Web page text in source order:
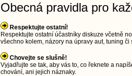
Obecná pravidla pro
Respektujte ostatní!
Respektujte ostatní účastníky diskuze včetně
všechno kolem, názory na úpravy aut, tuning
Chovejte se slušně!
Vyjadřujte se tak, aby vás to, co řeknete a
chování, ani jejich náznaky.